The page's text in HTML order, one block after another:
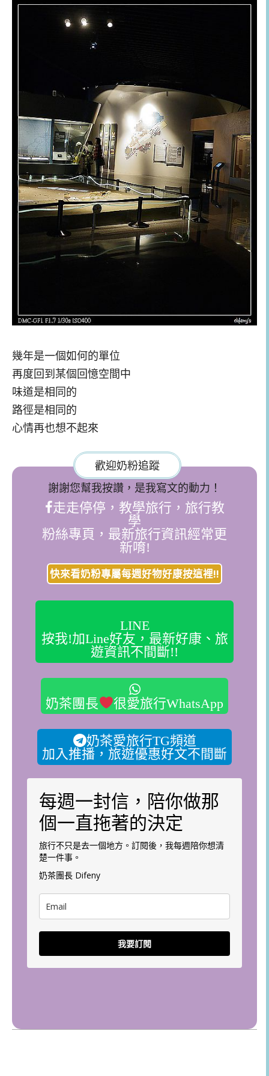
幾年是一個如何的單位
再度回到某個回憶空間中
味道是相同的
路徑是相同的
心情再也想不起來
歡迎奶粉追蹤
謝謝您幫我按讚，是我寫文的動力！
走走停停，教學旅行，旅行教
學
粉絲專頁，最新旅行資訊經常更
新唷!
快來看奶粉專屬每週好物好康按這裡!!
LINE
按我!加Line好友，最新好康、旅
遊資訊不間斷!!
奶茶團長 很愛旅行WhatsApp
奶茶愛旅行TG頻道
加入推播，旅遊優惠好文不間斷
每週一封信，陪你做那
個一直拖著的決定
旅行不只是去一個地方。訂閱後，我每週陪你想清
楚一件事。
奶茶團長 Difeny
我要訂閱